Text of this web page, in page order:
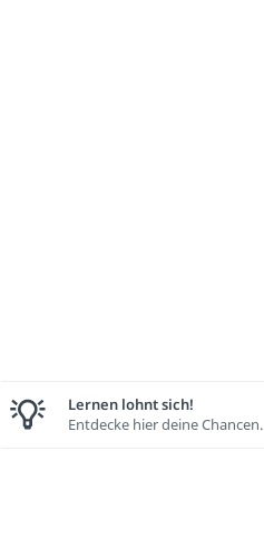
Lernen lohnt sich!
Entdecke hier deine Chancen.